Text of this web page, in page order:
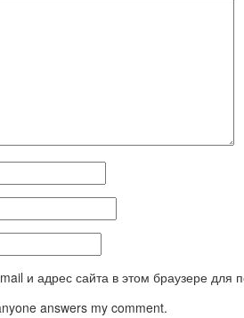
и адрес сайта в этом браузере
answers my comment.